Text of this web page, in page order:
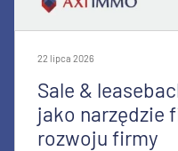
22 lipca 2026
Sale &
jako narzędzie
rozwoju firmy